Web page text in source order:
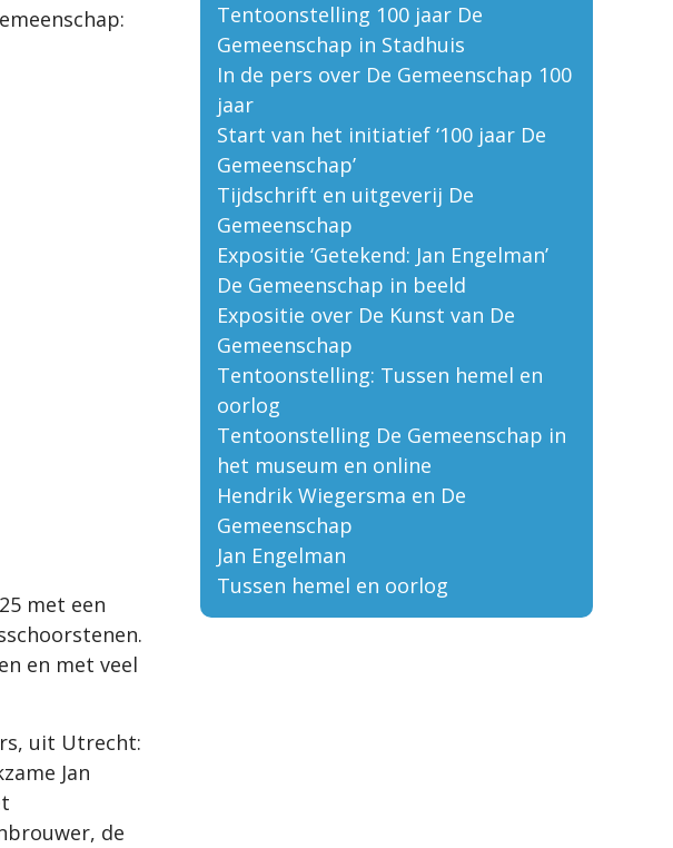
met een
en met veel
uit Utrecht:
Jan
de
Tentoonstelling 100 jaar De
Gemeenschap in Stadhuis
In de pers over De Gemeenschap 100
jaar
Start van het initiatief ‘100 jaar De
Gemeenschap’
Tijdschrift en uitgeverij De
Gemeenschap
Expositie ‘Getekend: Jan Engelman’
De Gemeenschap in beeld
Expositie over De Kunst van De
Gemeenschap
Tentoonstelling: Tussen hemel en
oorlog
Tentoonstelling De Gemeenschap in
het museum en online
Hendrik Wiegersma en De
Gemeenschap
Jan Engelman
Tussen hemel en oorlog